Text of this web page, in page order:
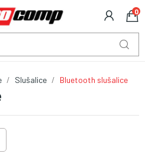
0
Slušalice Bluetooth slušalice